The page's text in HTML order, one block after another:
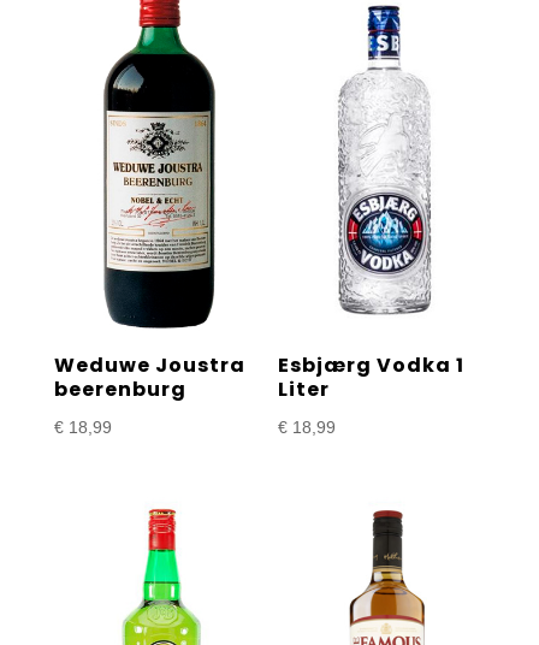
Weduwe Joustra
beerenburg
€18,99
Esbjærg Vodka 1
Liter
€ 18,99